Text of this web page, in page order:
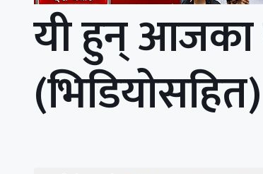
यी हुन् आजका
(भिडियोसहित)